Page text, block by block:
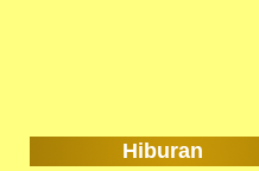
Hiburan